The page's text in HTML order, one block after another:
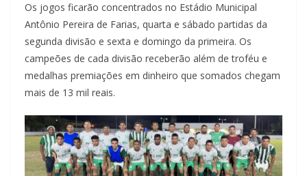
Os jogos ficarão concentrados no Estádio Municipal
Antônio Pereira de Farias, quarta e sábado partidas da
segunda divisão e sexta e domingo da primeira. Os
campeões de cada divisão receberão além de troféu e
medalhas premiações em dinheiro que somados chegam
mais de 13 mil reais.